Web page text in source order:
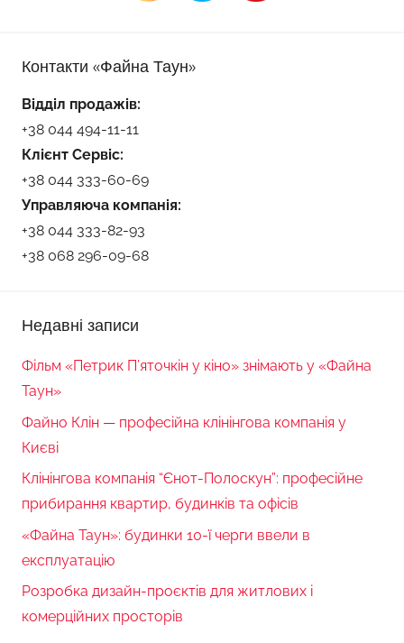
Контакти «Файна Таун»
Відділ продажів:
+38 044 494-11-11
Клієнт Сервіс:
+38 044 333-60-69
Управляюча компанія:
+38 044 333-82-93
+38 068 296-09-68
Недавні записи
Фільм «Петрик П’яточкін у кіно» знімають у «Файна
Таун»
Файно Клін — професійна клінінгова компанія у
Києві
Клінінгова компанія “Єнот-Полоскун”: професійне
прибирання квартир, будинків та офісів
«Файна Таун»: будинки 10-ї черги ввели в
експлуатацію
Розробка дизайн-проєктів для житлових і
комерційних просторів